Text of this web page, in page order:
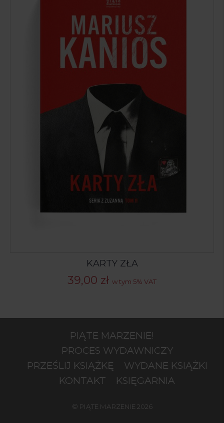
KARTY ZŁA
39,00 zł w tym 5% VAT
PIĄTE MARZENIE!
PROCES WYDAWNICZY
PRZEŚLIJ KSIĄŻKĘ
WYDANE KSIĄŻKI
KONTAKT
KSIĘGARNIA
© PIĄTE MARZENIE 2026